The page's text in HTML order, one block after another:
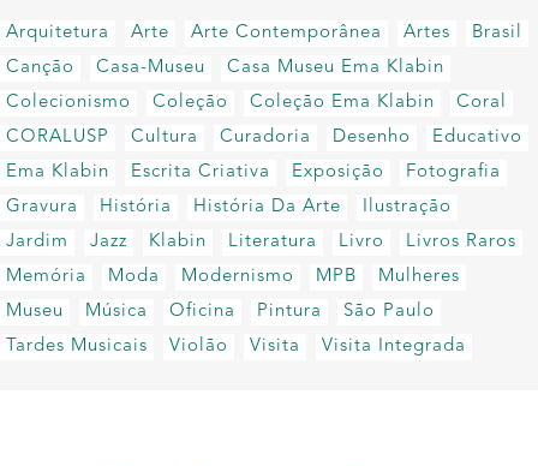
Arquitetura Arte Arte Contemporânea Artes
Brasil
Canção
Casa-Museu
Casa Museu Ema Klabin
Colecionismo
Coleção Coleção Ema Klabin
Coral
CORALUSP
Cultura Curadoria Desenho
Educativo
Ema Klabin
Escrita Criativa Exposição
Fotografia
Gravura
História História Da Arte
Ilustração
Jardim
Jazz Klabin Literatura Livro
Livros Raros
Memória
Moda Modernismo MPB
Mulheres
Museu
Música Oficina Pintura
São Paulo
Tardes Musicais
Violão Visita Visita Integrada